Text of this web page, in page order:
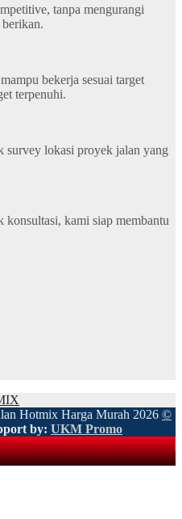
tanpa mengurangi
bekerja sesuai target
terpenuhi.
survey lokasi proyek jalan yang
kami siap membantu
©
by: UKM Promo